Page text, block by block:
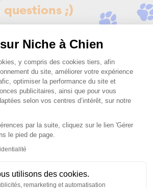
Niche à Chien
Gestion du
y compris des cookies tiers, afin
du site, améliorer votre expérience
optimiser la performance du site et
publicitaires, ainsi que pour vous
selon vos centres d’intérêt, sur notre
par la suite, cliquez sur le lien 'Gérer
le pied de page.
utilisons des cookies.
remarketing et automatisation
Axeptio consent
questions ;)
nous vos questions
peuvent vous
intéresser